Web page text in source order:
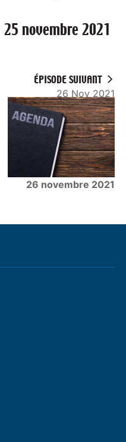
25 novembre 2021
ÉPISODE SUIVANT
26 Nov 2021
26 novembre 2021